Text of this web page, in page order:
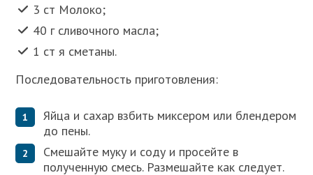
3 ст Молоко;
40 г сливочного масла;
1 ст я сметаны.
Последовательность приготовления:
Яйца и сахар взбить миксером или блендером
до пены.
Смешайте муку и соду и просейте в
полученную смесь. Размешайте как следует.